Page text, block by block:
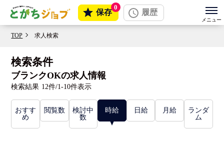
保存
0
履歴
TOP 求人検索
検索条件
ブランクOKの求人情報
検索結果 12件/1-10件表示
おすす
め
閲覧数
検討中
数
時給 日給 月給
ランダ
ム